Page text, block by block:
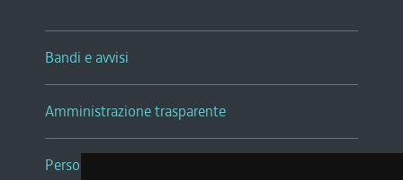
Bandi e avvisi
Amministrazione trasparente
Persone e Uffici